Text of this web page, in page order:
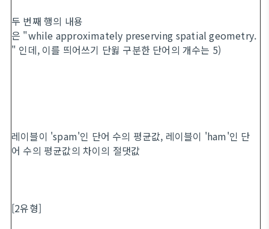
두 번째 행의 내용
은 "while approximately preserving spatial geometry.
" 인데, 이를 띄어쓰기 단윓 구분한 단어의 개수는 5)
레이블이 'spam'인 단어 수의 평균값, 레이블이 'ham'인 단
어 수의 평균값의 차이의 절댓값
[2유형]